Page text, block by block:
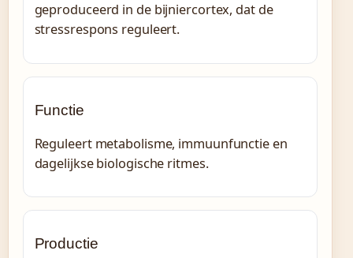
geproduceerd in de bijniercortex, dat de
stressrespons reguleert.
Functie
Reguleert metabolisme, immuunfunctie en
dagelijkse biologische ritmes.
Productie